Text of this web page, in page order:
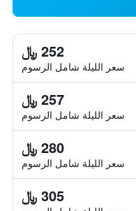
252 ﷼
سعر الليلة شامل الرسوم
257 ﷼
سعر الليلة شامل الرسوم
280 ﷼
سعر الليلة شامل الرسوم
305 ﷼